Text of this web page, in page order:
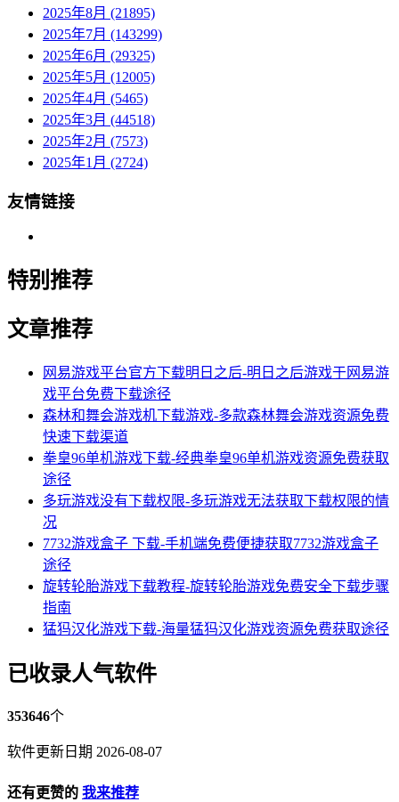
2025年8月 (21895)
2025年7月 (143299)
2025年6月 (29325)
2025年5月 (12005)
2025年4月 (5465)
2025年3月 (44518)
2025年2月 (7573)
2025年1月 (2724)
友情链接
特别推荐
文章推荐
网易游戏平台官方下载明日之后-明日之后游戏于网易游
戏平台免费下载途径
森林和舞会游戏机下载游戏-多款森林舞会游戏资源免费
快速下载渠道
拳皇96单机游戏下载-经典拳皇96单机游戏资源免费获取
途径
多玩游戏没有下载权限-多玩游戏无法获取下载权限的情
况
7732游戏盒子 下载-手机端免费便捷获取7732游戏盒子
途径
旋转轮胎游戏下载教程-旋转轮胎游戏免费安全下载步骤
指南
猛犸汉化游戏下载-海量猛犸汉化游戏资源免费获取途径
已收录人气软件
353646个
软件更新日期 2026-08-07
还有更赞的 我来推荐